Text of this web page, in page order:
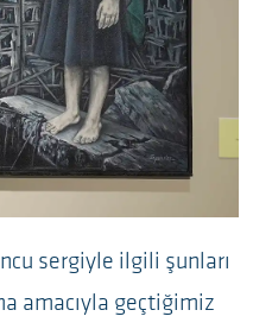
sergiyle ilgili şunları
amacıyla geçtiğimiz